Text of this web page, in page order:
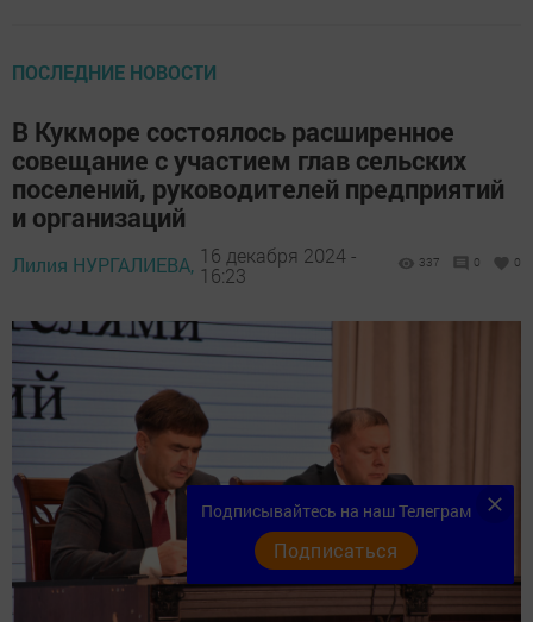
ПОСЛЕДНИЕ НОВОСТИ
В Кукморе состоялось расширенное
совещание с участием глав сельских
поселений, руководителей предприятий
и организаций
Лилия НУРГАЛИЕВА, 16 декабря 2024 -
16:23
337 0 0
Подписывайтесь на наш Телеграм
Подписаться